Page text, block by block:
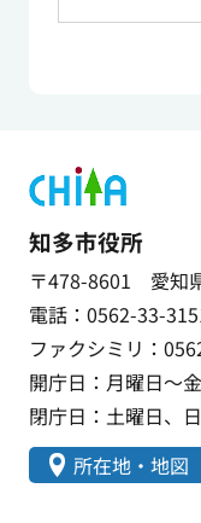
知多市役所
〒478-8601 愛知
電話：0562-33-
ファクシミリ：
開庁日：月曜日～
閉庁日：土曜日、
所在地・地図